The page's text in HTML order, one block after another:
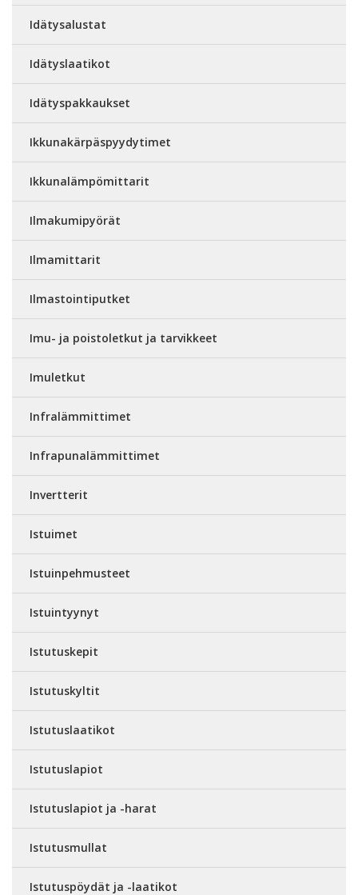
Idätysalustat
Idätyslaatikot
Idätyspakkaukset
Ikkunakärpäspyydytimet
Ikkunalämpömittarit
Ilmakumipyörät
Ilmamittarit
Ilmastointiputket
Imu- ja poistoletkut ja tarvikkeet
Imuletkut
Infralämmittimet
Infrapunalämmittimet
Invertterit
Istuimet
Istuinpehmusteet
Istuintyynyt
Istutuskepit
Istutuskyltit
Istutuslaatikot
Istutuslapiot
Istutuslapiot ja -harat
Istutusmullat
Istutuspöydät ja -laatikot